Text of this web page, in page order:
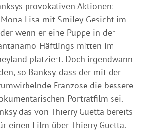
provokativen Aktionen:
Lisa mit Smiley-Gesicht im
wenn er eine Puppe in der
Häftlings mitten im
platziert. Doch irgendwann
so Banksy, dass der mit der
Franzose die bessere
Porträtfilm sei.
das von Thierry Guetta bereits
einen Film über Thierry Guetta.